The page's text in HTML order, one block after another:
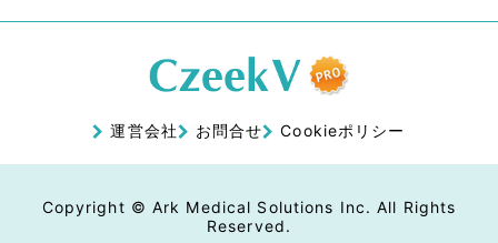
運営会社 お問合せ Cookieポリシー
Copyright © Ark Medical Solutions Inc. All Rights
Reserved.